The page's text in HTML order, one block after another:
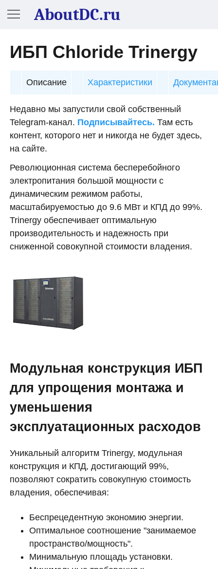
AboutDC.ru
ИБП Chloride Trinergy
Описание Характеристики
Недавно мы запустили свой собственный
Telegram-канал. Подписывайтесь. Там есть
контент, которого нет и никогда не будет здесь,
на сайте.
Революционная система бесперебойного
электропитания большой мощности с
динамическим режимом работы,
масштабируемостью до 9.6 МВт и КПД до 99%.
Trinergy обеспечивает оптимальную
производительность и надежность при
сниженной совокупной стоимости владения.
Модульная конструкция ИБП
для упрощения монтажа и
уменьшения
эксплуатационных расходов
Уникальный алгоритм Trinergy, модульная
конструкция и КПД, достигающий 99%,
позволяют сократить совокупную стоимость
владения, обеспечивая:
Беспрецедентную экономию энергии.
Оптимальное соотношение "занимаемое
пространство/мощность".
Минимальную площадь установки.